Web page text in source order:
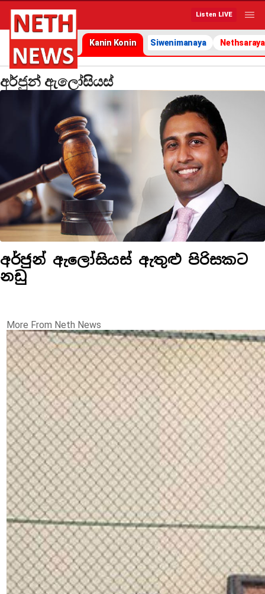
Listen LIVE
Kanin Konin Siwenimanaya Nethsaraya
අර්ජුන් ඇලෝසියස්
අර්ජුන් ඇලෝසියස් ඇතුළු පිරිසකට
නඩු
More From Neth News